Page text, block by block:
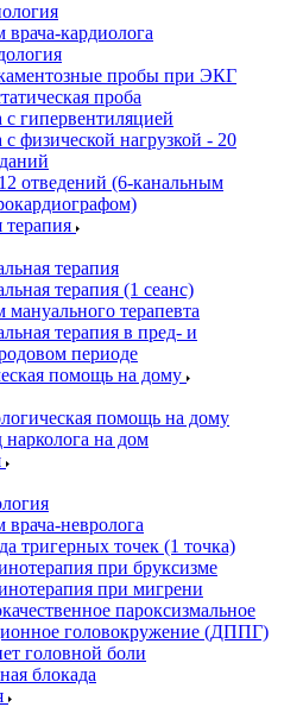
кардиолога
пробы при ЭКГ
проба
гипервентиляцией
физической нагрузкой - 20
отведений (6-канальным
терапия
терапия (1 сеанс)
терапевта
терапия в пред- и
периоде
помощь на дому
помощь на дому
нарколога на дом
невролога
тригерных точек (1 точка)
при бруксизме
при мигрени
пароксизмальное
головокружение (ДППГ)
головной боли
блокада